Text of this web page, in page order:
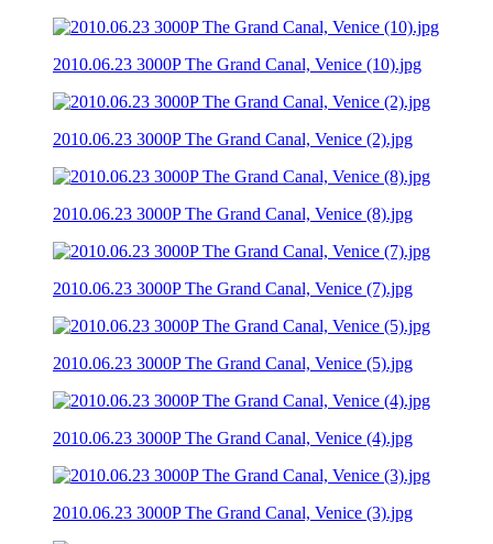
2010.06.23 3000P The Grand Canal, Venice (10).jpg
2010.06.23 3000P The Grand Canal, Venice (2).jpg
2010.06.23 3000P The Grand Canal, Venice (8).jpg
2010.06.23 3000P The Grand Canal, Venice (7).jpg
2010.06.23 3000P The Grand Canal, Venice (5).jpg
2010.06.23 3000P The Grand Canal, Venice (4).jpg
2010.06.23 3000P The Grand Canal, Venice (3).jpg